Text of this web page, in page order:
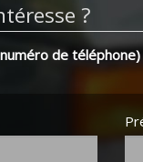
?
de téléphone)